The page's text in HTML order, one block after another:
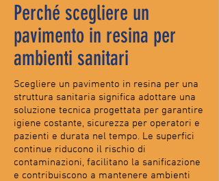
Perché scegliere un
pavimento in resina per
ambienti sanitari
Scegliere un pavimento in resina per una
struttura sanitaria significa adottare una
soluzione tecnica progettata per garantire
igiene costante, sicurezza per operatori e
pazienti e durata nel tempo. Le superfici
continue riducono il rischio di
contaminazioni, facilitano la sanificazione
e contribuiscono a mantenere ambienti